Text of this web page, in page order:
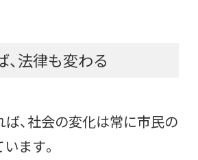
法律も変わる
、社会の変化は常に市民の
ます。